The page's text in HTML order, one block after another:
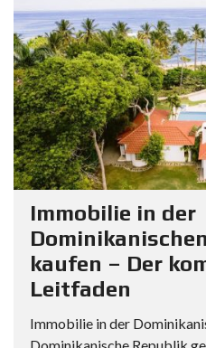
Immobilie in der
kaufen – Der
Leitfaden
Immobilie in der